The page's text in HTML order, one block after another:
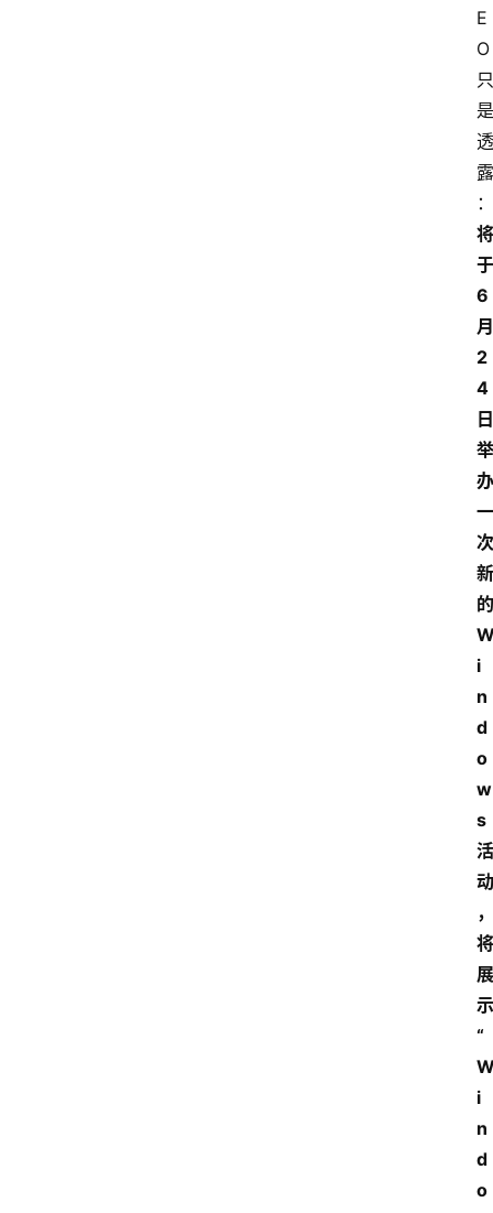
E
O
只
是
透
露
：
将
于
6
月
2
4
日
举
办
一
次
新
的
i
n
d
o
w
s
活
动
，
将
展
示
“
i
n
d
o